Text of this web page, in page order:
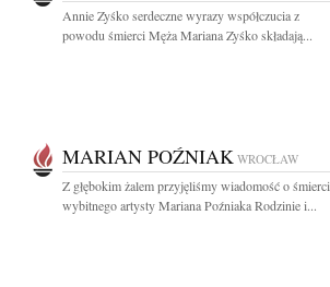
Annie Zyśko serdeczne wyrazy współczucia z
powodu śmierci Męża Mariana Zyśko składają...
MARIAN POŹNIAK WROCŁAW
Z głębokim żalem przyjęliśmy wiadomość o śmierci
wybitnego artysty Mariana Poźniaka Rodzinie i...